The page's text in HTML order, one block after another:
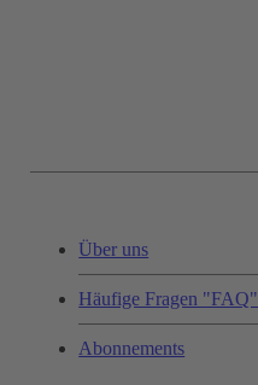
Über uns
Häufige Fragen "FAQ"
Abonnements